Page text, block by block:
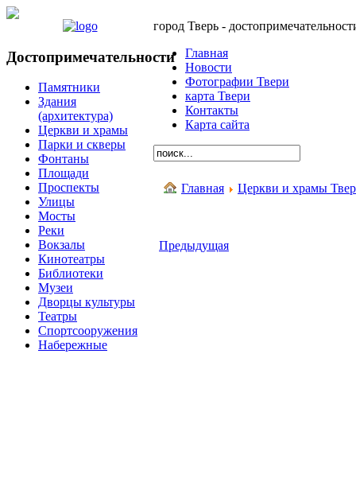
Достопримечательности
Памятники
Здания
(архитектура)
Церкви и храмы
Парки и скверы
Фонтаны
Площади
Проспекты
Улицы
Мосты
Реки
Вокзалы
Кинотеатры
Библиотеки
Музеи
Дворцы культуры
Театры
Спортсооружения
Набережные
город Тверь -
Главная
Новости
Фотографии Твери
карта Твери
Контакты
Карта сайта
Главная Церкви и храмы
Предыдущая